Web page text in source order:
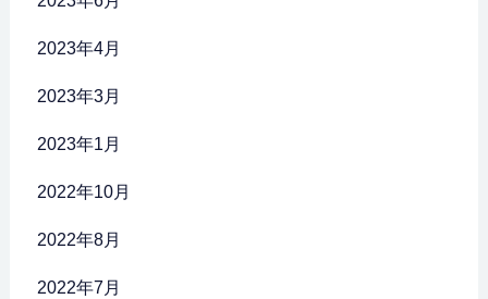
2023年4月
2023年3月
2023年1月
2022年10月
2022年8月
2022年7月